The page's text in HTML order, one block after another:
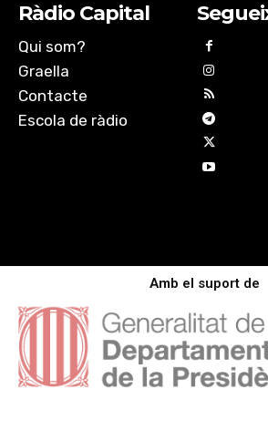
Ràdio Capital
Qui som?
Graella
Contacte
Escola de ràdio
Amb el suport de